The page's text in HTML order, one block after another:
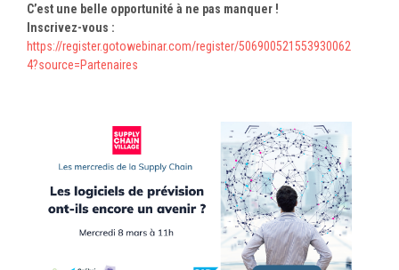
C’est une belle opportunité à ne pas manquer !
Inscrivez-vous :
https://register.gotowebinar.com/register/506900521553930062
4?source=Partenaires